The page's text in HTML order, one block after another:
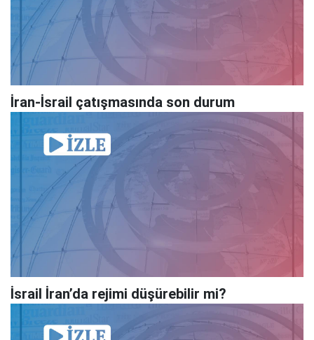
İran-İsrail çatışmasında son durum
İsrail İran’da rejimi düşürebilir mi?